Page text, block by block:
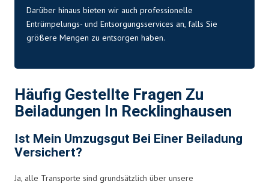
Darüber hinaus bieten wir auch professionelle
Entrümpelungs- und Entsorgungsservices an, falls Sie
größere Mengen zu entsorgen haben.
Häufig Gestellte Fragen Zu
Beiladungen In Recklinghausen
Ist Mein Umzugsgut Bei Einer Beiladung
Versichert?
Ja, alle Transporte sind grundsätzlich über unsere